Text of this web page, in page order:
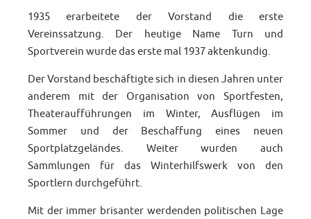
1935 erarbeitete der Vorstand die erste
Vereinssatzung. Der heutige Name Turn und
Sportverein wurde das erste mal 1937 aktenkundig.
Der Vorstand beschäftigte sich in diesen Jahren unter
anderem mit der Organisation von Sportfesten,
Theateraufführungen im Winter, Ausflügen im
Sommer und der Beschaffung eines neuen
Sportplatzgeländes. Weiter wurden auch
Sammlungen für das Winterhilfswerk von den
Sportlern durchgeführt.
Mit der immer brisanter werdenden politischen Lage